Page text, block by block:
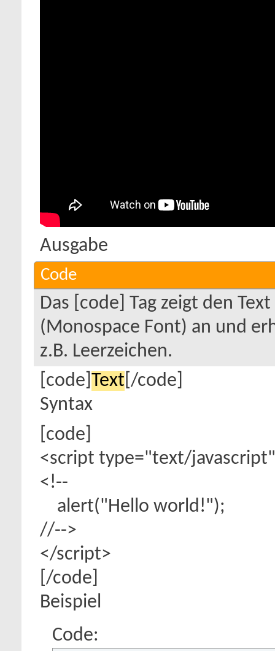
Ausgabe
Code
Das [code] Tag zeigt den
(Monospace Font) an und
z.B. Leerzeichen.
[code] Text [/code]
Syntax
[code]
<script type="text/
<!--
alert("Hello world!");
//-->
</script>
[/code]
Beispiel
Code: